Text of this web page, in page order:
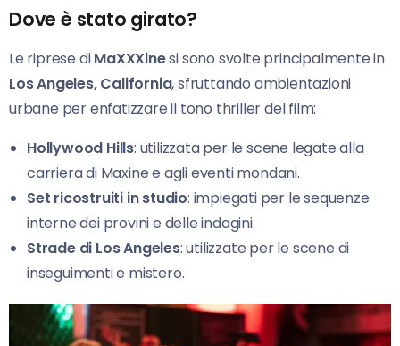
Dove è stato girato?
Le riprese diMaXXXinesi sono svolte principalmente in
Los Angeles, California, sfruttando ambientazioni
urbane per enfatizzare il tono thriller del film:
Hollywood Hills: utilizzata per le scene legate alla
carriera di Maxine e agli eventi mondani.
Set ricostruiti in studio: impiegati per le sequenze
interne dei provini e delle indagini.
Strade di Los Angeles: utilizzate per le scene di
inseguimenti e mistero.